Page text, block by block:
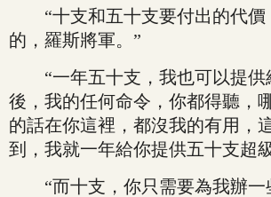
“十支和五十支要付出的代價
的，羅斯將軍。”
“一年五十支，我也可以提供
後，我的任何命令，你都得聽，
的話在你這裡，都沒我的有用，
到，我就一年給你提供五十支超
“而十支，你只需要為我辦一